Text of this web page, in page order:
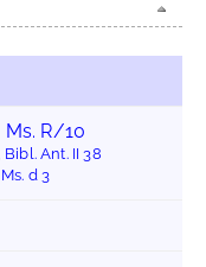
Ms. R/10
Bibl. Ant. II 38
Ms. d 3